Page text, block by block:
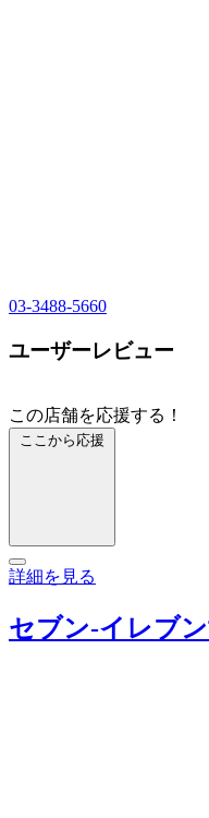
03-3488-5660
ユーザーレビュー
この店舗を応援する！
ここから応援
詳細を見る
セブン‐イレブ